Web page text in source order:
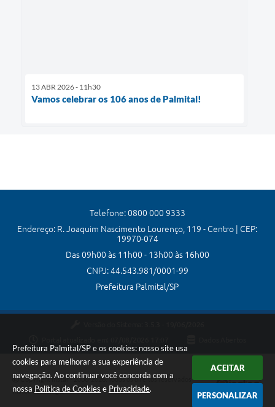
Prefeitura Palmital/SP e os cookies: nosso site usa
cookies para melhorar a sua experiência de
navegação. Ao continuar você concorda com a
nossa Política de Cookies e Privacidade.
ACEITAR
PERSONALIZAR
13 ABR 2026 - 11h30
Vamos celebrar os 106 anos de Palmital!
Telefone: 0800 000 9333
Endereço: R. Joaquim Nascimento Lourenço, 119 - Centro | CEP:
19970-074
Das 09h00 às 11h00 - 13h00 às 16h00
CNPJ: 44.543.981/0001-99
Prefeitura Palmital/SP
Copyright Instar - 2006-2026. Todos os direitos reservados -
Instar Tecnologia